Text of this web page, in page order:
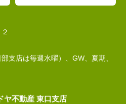
支店は毎週水曜）、GW、夏期、
ヤ不動産 東口支店